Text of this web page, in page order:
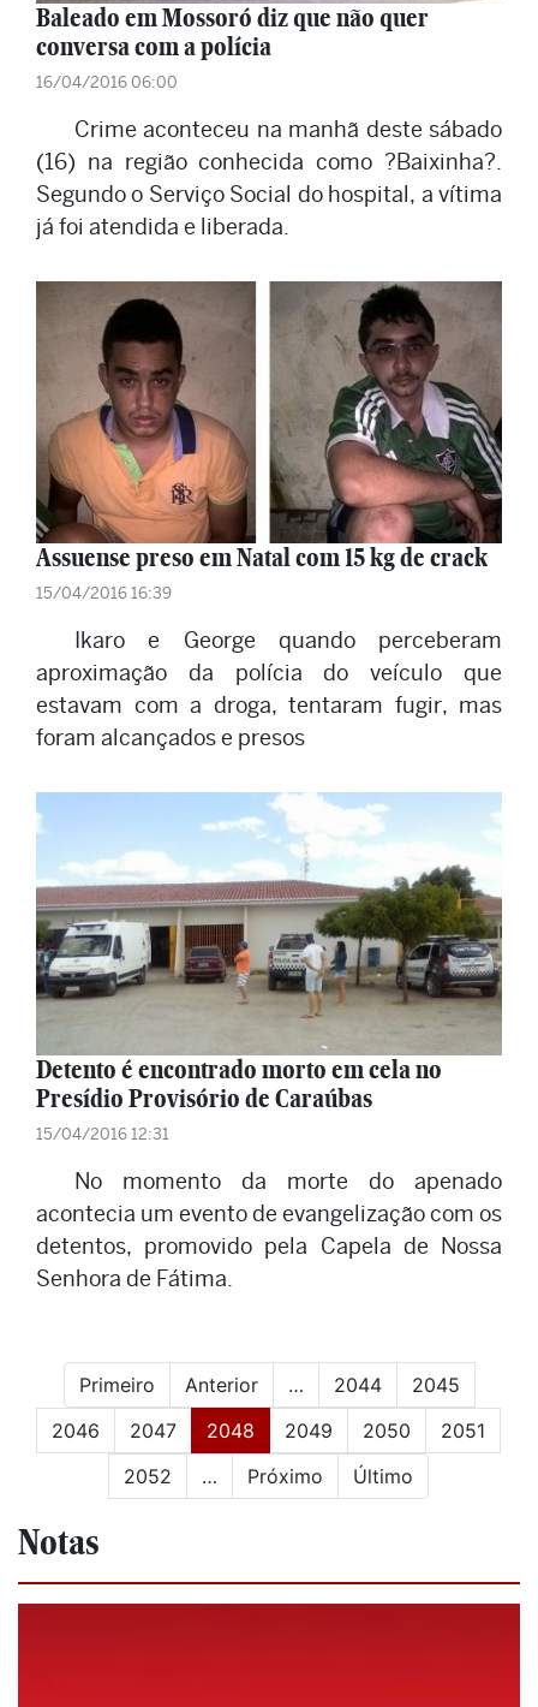
Baleado em Mossoró diz que não quer
conversa com a polícia
16/04/2016 06:00
Crime aconteceu na manhã deste sábado
(16) na região conhecida como ?Baixinha?.
Segundo o Serviço Social do hospital, a vítima
já foi atendida e liberada.
Assuense preso em Natal com 15 kg de crack
15/04/2016 16:39
Ikaro e George quando perceberam
aproximação da polícia do veículo que
estavam com a droga, tentaram fugir, mas
foram alcançados e presos
Detento é encontrado morto em cela no
Presídio Provisório de Caraúbas
15/04/2016 12:31
No momento da morte do apenado
acontecia um evento de evangelização com os
detentos, promovido pela Capela de Nossa
Senhora de Fátima.
Primeiro Anterior … 2044
2045
2046
2047 2048 (current)
2049 2050
2051
2052
… Próximo Último
Notas